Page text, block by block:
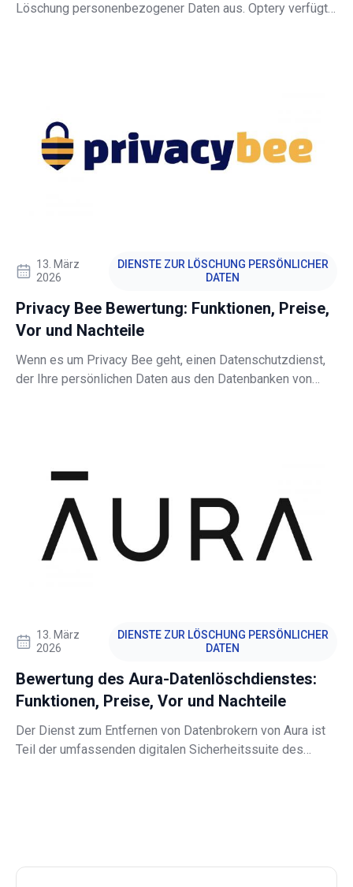
Löschung personenbezogener Daten aus. Optery verfügt
13. März
2026
DIENSTE ZUR LÖSCHUNG PERSÖNLICHER
DATEN
Privacy Bee Bewertung: Funktionen, Preise,
Vor und Nachteile
Wenn es um Privacy Bee geht, einen Datenschutzdienst,
der Ihre persönlichen Daten aus den Datenbanken von
13. März
2026
DIENSTE ZUR LÖSCHUNG PERSÖNLICHER
DATEN
Bewertung des Aura-Datenlöschdienstes:
Funktionen, Preise, Vor und Nachteile
Der Dienst zum Entfernen von Datenbrokern von Aura ist
Teil der umfassenden digitalen Sicherheitssuite des